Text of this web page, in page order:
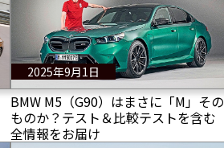
2025年9月1日
BMW M5（G90）はまさに「M」その
ものか？テスト＆比較テストを含む
全情報をお届け